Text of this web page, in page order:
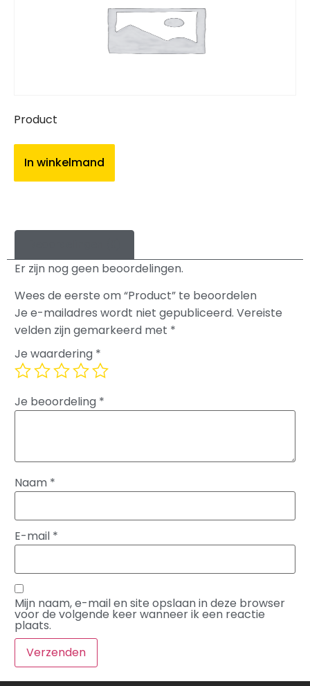
Product
In winkelmand
Er zijn nog geen beoordelingen.
Wees de eerste om “Product” te beoordelen
Je e-mailadres wordt niet gepubliceerd. Vereiste
velden zijn gemarkeerd met *
Je waardering *
Je beoordeling *
Naam *
E-mail *
Mijn naam, e-mail en site opslaan in deze browser
voor de volgende keer wanneer ik een reactie
plaats.